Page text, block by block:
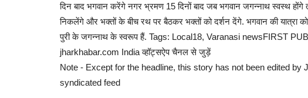
दिन बाद भगवान करेंगे नगर भ्रमण 15 दिनों बाद जब भगवान जगन्नाथ स्वस्थ
निकलेंगे और भक्तों के बीच रथ पर बैठकर भक्तों को दर्शन देंगे. भगवान की यात्रा
पुरी के जगन्नाथ के स्वरूप हैं. Tags: Local18, Varanasi newsFIRST
jharkhabar.com India व्हॉट्सऐप चैनल से जुड़ें
Note - Except for the headline, this story has not been edited by
syndicated feed